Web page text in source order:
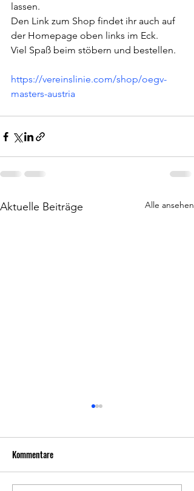
lassen.
Den Link zum Shop findet ihr auch auf
der Homepage oben links im Eck.
Viel Spaß beim stöbern und bestellen.
https://vereinslinie.com/shop/oegv-
masters-austria
Aktuelle Beiträge Alle ansehen
Kommentare